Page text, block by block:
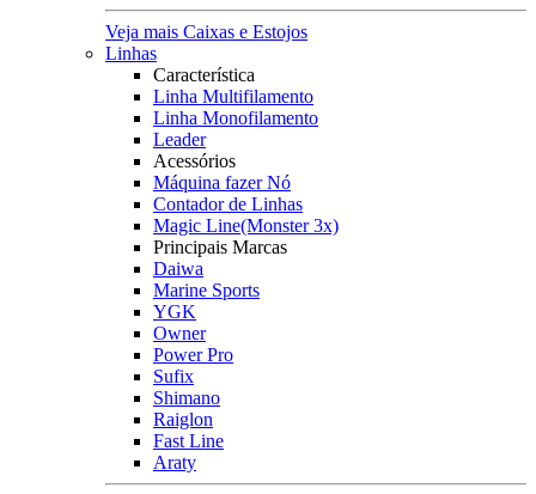
Veja mais Caixas e Estojos
Linhas
Característica
Linha Multifilamento
Linha Monofilamento
Leader
Acessórios
Máquina fazer Nó
Contador de Linhas
Magic Line(Monster 3x)
Principais Marcas
Daiwa
Marine Sports
YGK
Owner
Power Pro
Sufix
Shimano
Raiglon
Fast Line
Araty